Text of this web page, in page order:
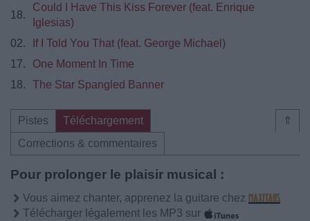
18.
Could I Have This Kiss Forever (feat. Enrique
Iglesias)
02.
If I Told You That (feat. George Michael)
17.
One Moment In Time
18.
The Star Spangled Banner
⇑
Pistes
Téléchargement
Corrections & commentaires
Pour prolonger le plaisir musical :
Vous aimez chanter, apprenez la guitare chez
Télécharger légalement les MP3 sur